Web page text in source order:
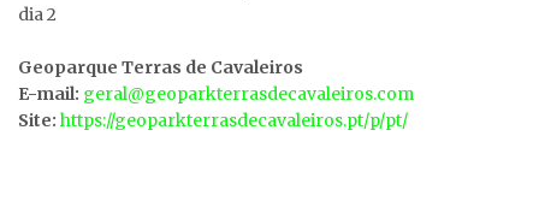
dia 2
Geoparque Terras de Cavaleiros
E-mail: geral@geoparkterrasdecavaleiros.com
Site: https://geoparkterrasdecavaleiros.pt/p/pt/